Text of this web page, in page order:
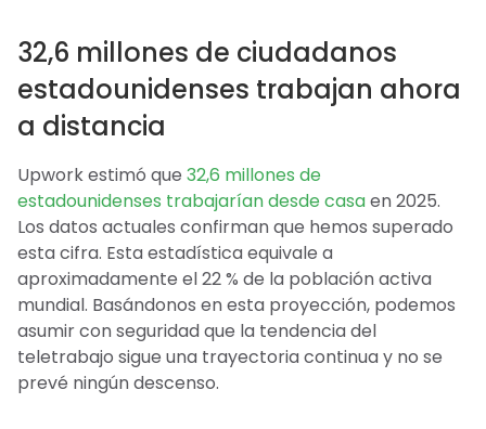
32,6 millones de ciudadanos
estadounidenses trabajan ahora
a distancia
Upwork estimó que 32,6 millones de
estadounidenses trabajarían desde casaen 2025.
Los datos actuales confirman que hemos superado
esta cifra. Esta estadística equivale a
aproximadamente el 22 % de la población activa
mundial. Basándonos en esta proyección, podemos
asumir con seguridad que la tendencia del
teletrabajo sigue una trayectoria continua y no se
prevé ningún descenso.